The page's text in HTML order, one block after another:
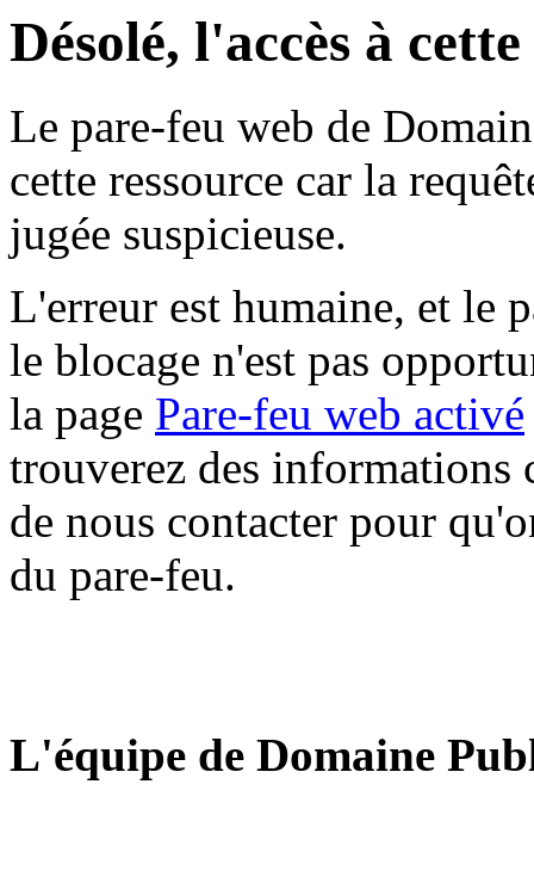
Désolé, l'accès à
Le pare-feu web de
cette ressource car la
jugée suspicieuse.
L'erreur est humaine, et le
le blocage n'est pas
la page Pare-feu web activé
trouverez des informations
de nous contacter pour
du pare-feu.
L'équipe de Domaine